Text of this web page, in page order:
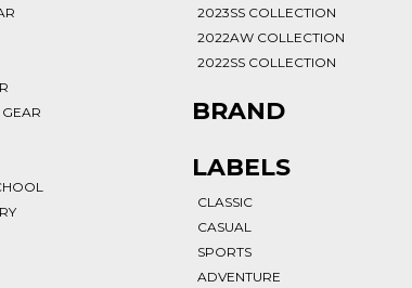
GEAR
2023SS COLLECTION
2022AW COLLECTION
2022SS COLLECTION
BRAND
LABELS
CLASSIC
CASUAL
SPORTS
ADVENTURE